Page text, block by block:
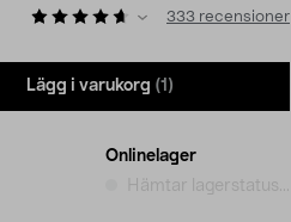
333 recensioner
Lägg i varukorg (1)
Onlinelager
Hämtar lagerstatus...